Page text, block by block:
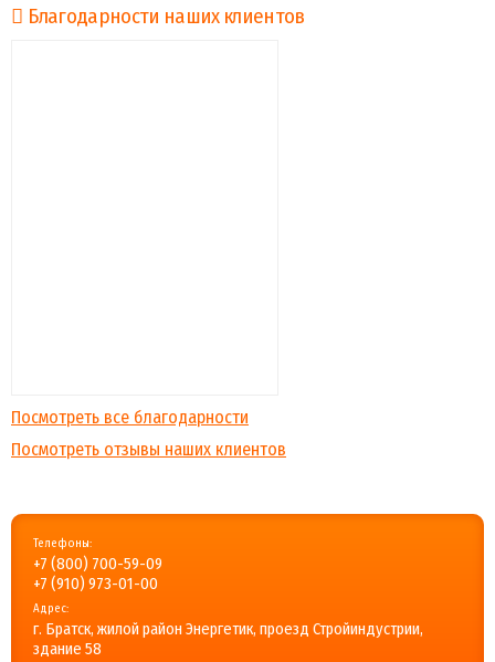
Благодарности наших клиентов
Посмотреть все благодарности
Посмотреть отзывы наших клиентов
Телефоны:
+7 (800) 700-59-09
+7 (910) 973-01-00
Адрес:
г. Братск, жилой район Энергетик, проезд Стройиндустрии,
здание 58